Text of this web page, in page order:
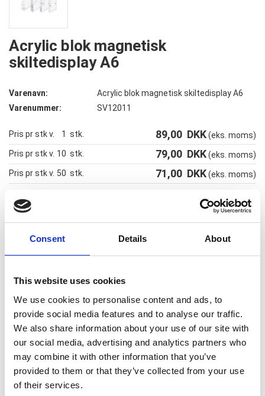
Consent Details About
This website uses cookies
We use cookies to personalise content and ads, to
provide social media features and to analyse our traffic.
We also share information about your use of our site with
our social media, advertising and analytics partners who
may combine it with other information that you’ve
provided to them or that they’ve collected from your use
of their services.
Acrylic blok magnetisk
skiltedisplay A6
Varenavn:
Acrylic blok magnetisk skiltedisplay A6
Varenummer:
SV12011
Pris pr stk v. 1 stk. 89,00 DKK(eks. moms)
Pris pr stk v. 10 stk. 79,00 DKK(eks. moms)
Pris pr stk v. 50 stk. 71,00 DKK(eks. moms)
Magnetiske skiltholdere i akryl
• Transparent for optimal synlighed af det indsatte
dokument/papir/foto
• Alsidig portræt eller liggende tilføjelse til din visuelle skærm, kan